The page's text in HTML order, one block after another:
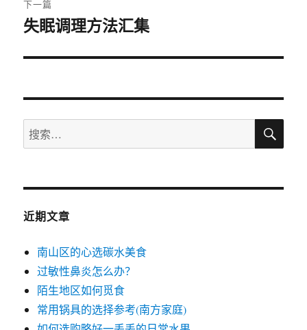
下一篇
下
文
失眠调理方法汇集
搜
索：
搜
近期文章
南山区的心选碳水美食
过敏性鼻炎怎么办？
陌生地区如何觅食
常用锅具的选择参考(南方家庭)